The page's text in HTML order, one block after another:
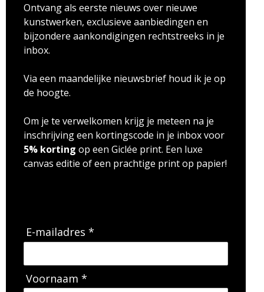
Ontvang als eerste nieuws over nieuwe
kunstwerken, exclusieve aanbiedingen en
bijzondere aankondigingen rechtstreeks in je
inbox.
Via een maandelijke nieuwsbrief houd ik je op
de hoogte.
Om je te verwelkomen krijg je meteen na je
inschrijving een kortingscode in je inbox voor
5% korting op een Giclée print. Een luxe
canvas editie of een prachtige print op papier!
E-mailadres *
Voornaam *